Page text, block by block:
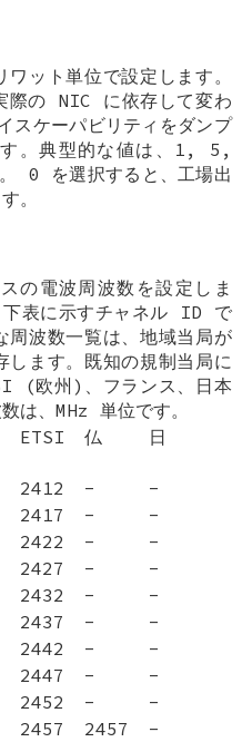
ット単位で設定します。
際の NIC に依存して変わ
スケーパビリティをダンプ
。典型的な値は、1, 5,
0 を選択すると、工場出
。
の電波周波数を設定しま
表に示すチャネル ID で
周波数一覧は、地域当局が
します。既知の規制当局に
(欧州)、フランス、日本
は、MHz 単位です。
ETSI 仏 日
2412 -
-
2417 -
-
2422 -
-
2427 -
-
2432 -
-
2437 -
-
2442 -
-
2447 -
-
2452 -
-
2457 2457
-